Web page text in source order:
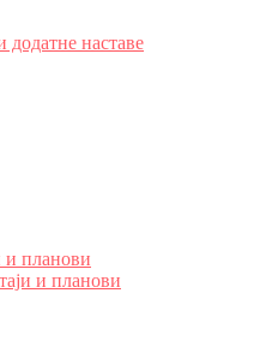
додатне наставе
планови
и планови